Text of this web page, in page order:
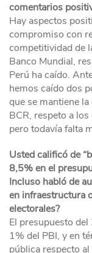
comentarios
Hay aspectos
compromiso con
competitividad de
Banco Mundial,
Perú ha caído.
hemos caído dos
que se mantiene
BCR, respeto a
pero todavía falta
Usted calificó de
8,5% en el
Incluso habló de
en infraestructura
electorales?
El presupuesto
1% del PBI, y en
pública respecto